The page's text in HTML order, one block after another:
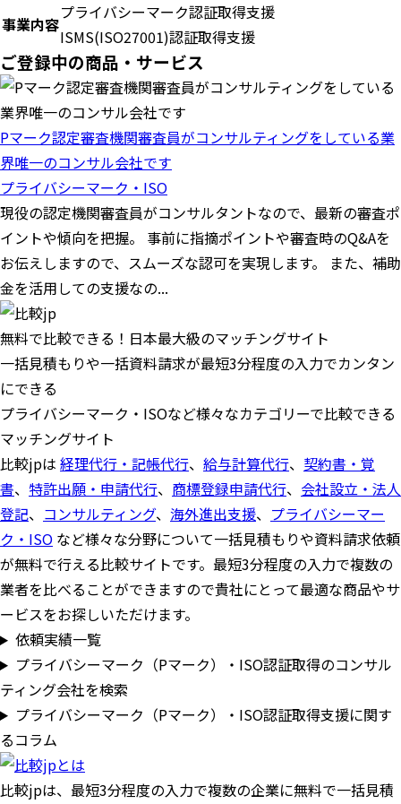
事業内容
プライバシーマーク認証取得支援
ISMS(ISO27001)認証取得支援
ご登録中の商品・サービス
Pマーク認定審査機関審査員がコンサルティングをしている業
界唯一のコンサル会社です
プライバシーマーク・ISO
現役の認定機関審査員がコンサルタントなので、最新の審査ポ
イントや傾向を把握。 事前に指摘ポイントや審査時のQ&Aを
お伝えしますので、スムーズな認可を実現します。 また、補助
金を活用しての支援なの...
無料で比較できる！日本最大級のマッチングサイト
一括見積もりや一括資料請求が最短3分程度の入力でカンタン
にできる
プライバシーマーク・ISOなど様々なカテゴリーで比較できる
マッチングサイト
比較jpは 経理代行・記帳代行、 給与計算代行、 契約書・覚
書、 特許出願・申請代行、 商標登録申請代行、 会社設立・法人
登記、 コンサルティング、 海外進出支援、 プライバシーマー
ク・ISO など様々な分野について一括見積もりや資料請求依頼
が無料で行える比較サイトです。最短3分程度の入力で複数の
業者を比べることができますので貴社にとって最適な商品やサ
ービスをお探しいただけます。
依頼実績一覧
プライバシーマーク（Pマーク）・ISO認証取得のコンサル
ティング会社を検索
プライバシーマーク（Pマーク）・ISO認証取得支援に関す
るコラム
比較jpは、 最短3分程度の入力で複数の企業に無料で一括見積